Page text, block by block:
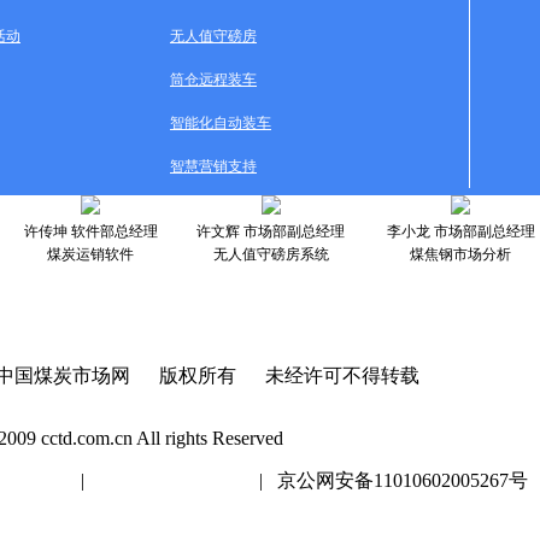
动 无人值守磅房
筒仓远程装车
智能化自动装车
智慧营销支持
许传坤 软件部总经理
煤炭运销软件
许文辉 市场部副总经理
无人值守磅房系统
李小龙 市场部副总经理
煤焦钢市场分析
国煤炭市场网 版权所有 未经许可不得转载
cctd.com.cn All rights Reserved
| | 京公网安备11010602005267号